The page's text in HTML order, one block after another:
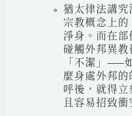
猶太律法講
宗教概念上
淨身。而在
碰觸外邦異
「不潔」——
麼身處外邦
呼後，就得
且容易招致衝